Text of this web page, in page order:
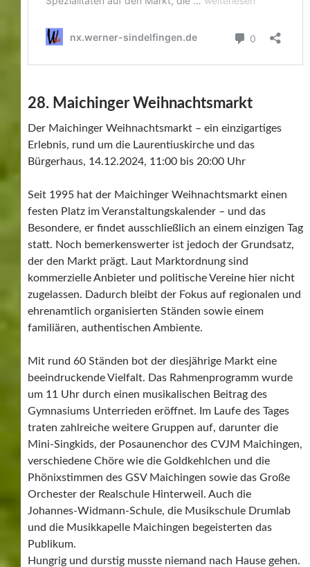
28. Maichinger Weihnachtsmarkt
Der Maichinger Weihnachtsmarkt – ein einzigartiges
Erlebnis, rund um die Laurentiuskirche und das
Bürgerhaus, 14.12.2024, 11:00 bis 20:00 Uhr
Seit 1995 hat der Maichinger Weihnachtsmarkt einen
festen Platz im Veranstaltungskalender – und das
Besondere, er findet ausschließlich an einem einzigen Tag
statt. Noch bemerkenswerter ist jedoch der Grundsatz,
der den Markt prägt. Laut Marktordnung sind
kommerzielle Anbieter und politische Vereine hier nicht
zugelassen. Dadurch bleibt der Fokus auf regionalen und
ehrenamtlich organisierten Ständen sowie einem
familiären, authentischen Ambiente.
Mit rund 60 Ständen bot der diesjährige Markt eine
beeindruckende Vielfalt. Das Rahmenprogramm wurde
um 11 Uhr durch einen musikalischen Beitrag des
Gymnasiums Unterrieden eröffnet. Im Laufe des Tages
traten zahlreiche weitere Gruppen auf, darunter die
Mini-Singkids, der Posaunenchor des CVJM Maichingen,
verschiedene Chöre wie die Goldkehlchen und die
Phönixstimmen des GSV Maichingen sowie das Große
Orchester der Realschule Hinterweil. Auch die
Johannes-Widmann-Schule, die Musikschule Drumlab
und die Musikkapelle Maichingen begeisterten das
Publikum.
Hungrig und durstig musste niemand nach Hause gehen.